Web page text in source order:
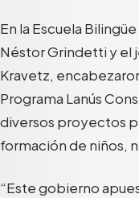
En la Escuela
Néstor Grindetti y el
Kravetz,
Programa Lanús
diversos proyectos
formación de niños,
“Este gobierno